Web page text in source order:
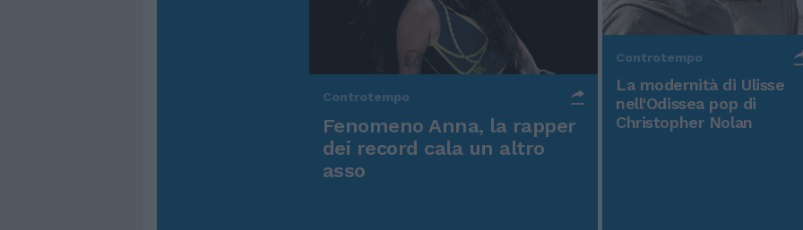
Controtempo
Fenomeno Anna, la rapper
dei record cala un altro
asso
Controtempo
La modernità di Ulisse
nell'Odissea pop di
Christopher Nolan